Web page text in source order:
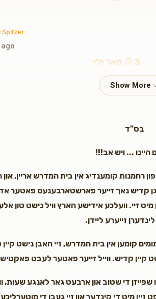
Spitzer
3 מאל ח"י
3 מאל ח"י
בס"ד
היינו ... ויש אב!!!
רחמנות קומענדיג אין בית המדרש אריין, און
קדיש נאך זייער פארשטארבענעם פאטער
מיט זיי. וועלכע אידישע הארץ וויל נישט טון
זייערע ליידן.
קומען אין בית המדרש, זיי האבן נישט
קיין קדיש. ווייל זייער פאטער לעבט
די שטוב און ארבעט גאר לאנגע שעות,
מיט די קינדער און זיי געבן די מוטערליכע